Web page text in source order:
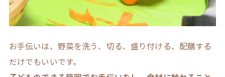
お手伝いは、野菜を洗う、切る、盛り付ける、配膳する
だけでもいいです。